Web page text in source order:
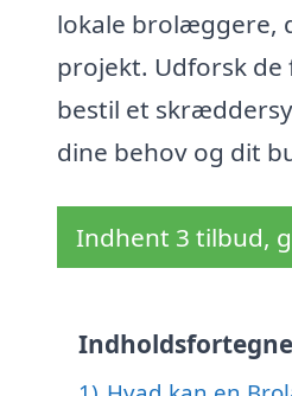
lokale brolæggere,
projekt. Udforsk
bestil et
dine behov og dit
Indhent 3 tilbud,